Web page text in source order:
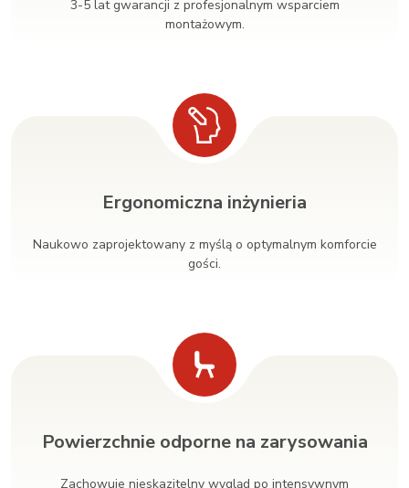
3-5 lat gwarancji z profesjonalnym wsparciem
montażowym.
Ergonomiczna inżynieria
Naukowo zaprojektowany z myślą o optymalnym komforcie
gości.
Powierzchnie odporne na zarysowania
Zachowuje nieskazitelny wygląd po intensywnym